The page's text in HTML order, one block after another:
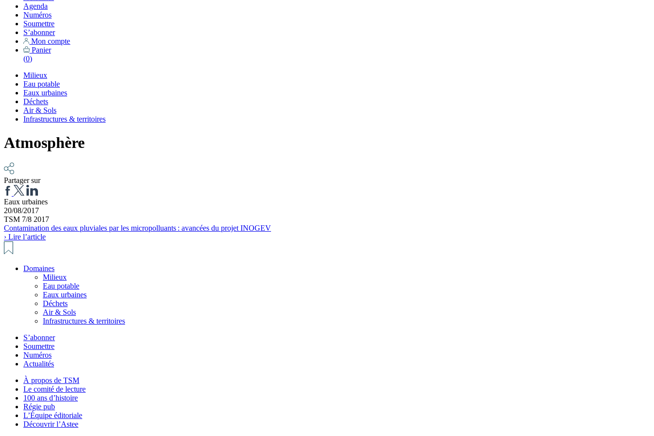
Agenda
Numéros
Soumettre
S’abonner
Mon compte
Panier
(0)
Milieux
Eau potable
Eaux urbaines
Déchets
Air & Sols
Infrastructures & territoires
Atmosphère
Partager sur
Eaux urbaines
20/08/2017
TSM 7/8 2017
Contamination des eaux pluviales par les micropolluants : avancées du projet INOGEV
› Lire l’article
Domaines
Milieux
Eau potable
Eaux urbaines
Déchets
Air & Sols
Infrastructures & territoires
S’abonner
Soumettre
Numéros
Actualités
À propos de TSM
Le comité de lecture
100 ans d’histoire
Régie pub
L’Équipe éditoriale
Découvrir l’Astee